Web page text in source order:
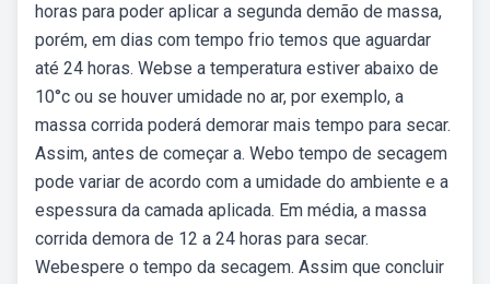
horas para poder aplicar a segunda demão de massa,
porém, em dias com tempo frio temos que aguardar
até 24 horas. Webse a temperatura estiver abaixo de
10°c ou se houver umidade no ar, por exemplo, a
massa corrida poderá demorar mais tempo para secar.
Assim, antes de começar a. Webo tempo de secagem
pode variar de acordo com a umidade do ambiente e a
espessura da camada aplicada. Em média, a massa
corrida demora de 12 a 24 horas para secar.
Webespere o tempo da secagem. Assim que concluir